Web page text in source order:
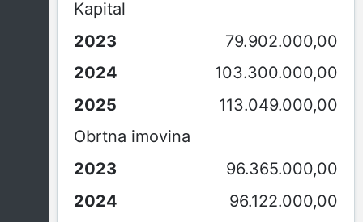
Kapital
79.902.000,00
103.300.000,00
113.049.000,00
Obrtna imovina
96.365.000,00
96.122.000,00